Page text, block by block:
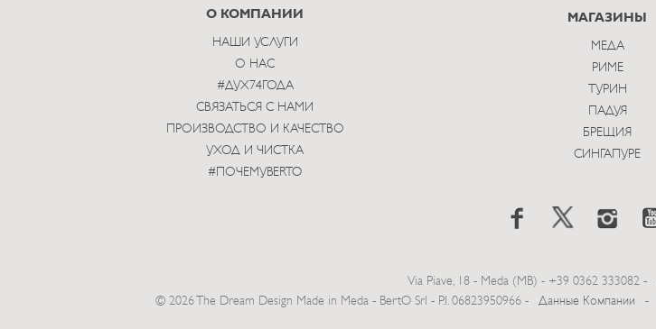
О КОМПАНИИ
НАШИ УСЛУГИ
О НАС
#ДУХ74ГОДА
СВЯЗАТЬСЯ С НАМИ
ПРОИЗВОДСТВО И КАЧЕСТВО
УХОД И ЧИСТКА
#ПОЧЕМУBERTO
МАГАЗИНЫ
МЕДА
РИМЕ
ТУРИН
ПАДУЯ
БРЕЩИЯ
СИНГАПУРЕ
Via Piave, 18 - Meda (MB) - +39 0362 333082 -
© 2026 The Dream Design Made in Meda - BertO Srl - P.I. 06823950966 -
Данные Компании -